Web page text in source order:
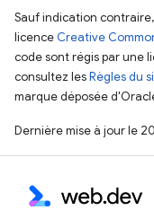
Sauf indication
licence Creative
code sont régis par une
consultez lesRègles du
marque déposée
Dernière mise à jour le